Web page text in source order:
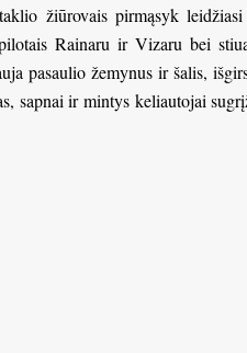
žiūrovais pirmąsyk
Rainaru ir Vizaru bei
pasaulio žemynus ir šalis,
sapnai ir mintys keliautojai